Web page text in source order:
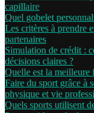
capillaire
Quel gobelet
Les critères à prendre
partenaires
Simulation de crédit :
décisions claires ?
Quelle est la
Faire du sport grâce à
physique et vie
Quels sports utilisent